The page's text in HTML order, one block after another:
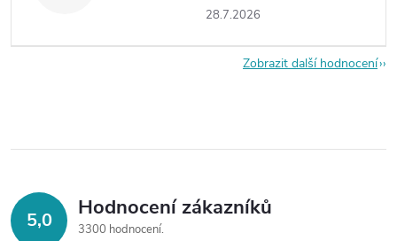
28.7.2026
Zobrazit další hodnocení
5,0 Hodnocení zákazníků
3300 hodnocení